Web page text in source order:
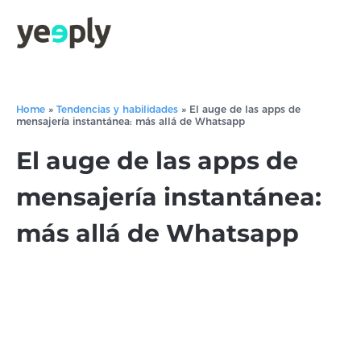
Home » Tendencias y habilidades » El auge de las apps de
mensajería instantánea: más allá de Whatsapp
El auge de las apps de
mensajería instantánea:
más allá de Whatsapp